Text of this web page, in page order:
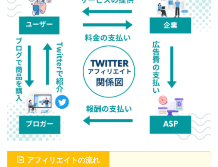
アフィリエイトの流れ